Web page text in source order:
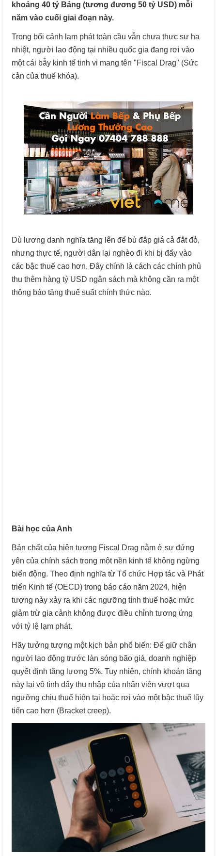
khoảng 40 tỷ Bảng (tương đương 50 tỷ USD) mỗi
năm vào cuối giai đoạn này.
Trong bối cảnh lạm phát toàn cầu vẫn chưa thực sự hạ
nhiệt, người lao động tại nhiều quốc gia đang rơi vào
một cái bẫy kinh tế tinh vi mang tên "Fiscal Drag" (Sức
cản của thuế khóa).
Dù lương danh nghĩa tăng lên để bù đắp giá cả đắt đỏ,
nhưng thực tế, người dân lại nghèo đi khi bị đẩy vào
các bậc thuế cao hơn. Đây chính là cách các chính phủ
thu thêm hàng tỷ USD ngân sách mà không cần ra một
thông báo tăng thuế suất chính thức nào.
Bài học của Anh
Bản chất của hiện tượng Fiscal Drag nằm ở sự đứng
yên của chính sách trong một nền kinh tế không ngừng
biến động. Theo định nghĩa từ Tổ chức Hợp tác và Phát
triển Kinh tế (OECD) trong báo cáo năm 2024, hiện
tượng này xảy ra khi các ngưỡng tính thuế hoặc mức
giảm trừ gia cảnh không được điều chỉnh tương ứng
với tỷ lệ lạm phát.
Hãy tưởng tượng một kịch bản phổ biến: Để giữ chân
người lao động trước làn sóng bão giá, doanh nghiệp
quyết định tăng lương 5%. Tuy nhiên, chính khoản tăng
này lại vô tình đẩy thu nhập của nhân viên vượt qua
ngưỡng chịu thuế hiện tại hoặc rơi vào một bậc thuế lũy
tiến cao hơn (Bracket creep).